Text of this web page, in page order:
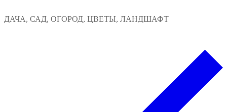
к
ДАЧА, САД, ОГОРОД, ЦВЕТЫ, ЛАНДШАФТ